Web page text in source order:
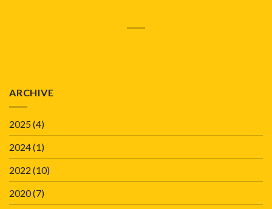
ARCHIVE
2025(4)
2024(1)
2022 (10)
2020(7)